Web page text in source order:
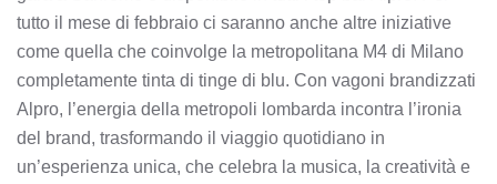
tutto il mese di febbraio ci saranno anche altre iniziative
come quella che coinvolge la metropolitana M4 di Milano
completamente tinta di tinge di blu. Con vagoni brandizzati
Alpro, l’energia della metropoli lombarda incontra l’ironia
del brand, trasformando il viaggio quotidiano in
un’esperienza unica, che celebra la musica, la creatività e